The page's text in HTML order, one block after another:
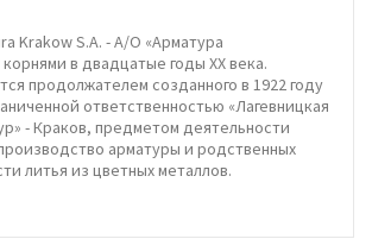
Krakow S.A. - А/О «Арматура
в двадцатые годы ХХ века.
продолжателем созданного в 1922 году
ответственностью «Лагевницкая
- Краков, предметом деятельности
арматуры и родственных
литья из цветных металлов.